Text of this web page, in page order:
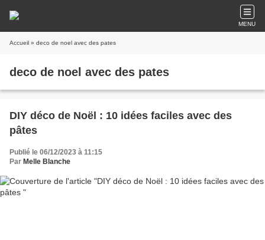
MENU
Accueil » deco de noel avec des pates
deco de noel avec des pates
DIY déco de Noël : 10 idées faciles avec des
pâtes
Publié le 06/12/2023 à 11:15
Par Melle Blanche